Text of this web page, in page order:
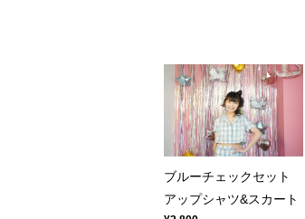
ブルーチェックセット
アップシャツ&スカート